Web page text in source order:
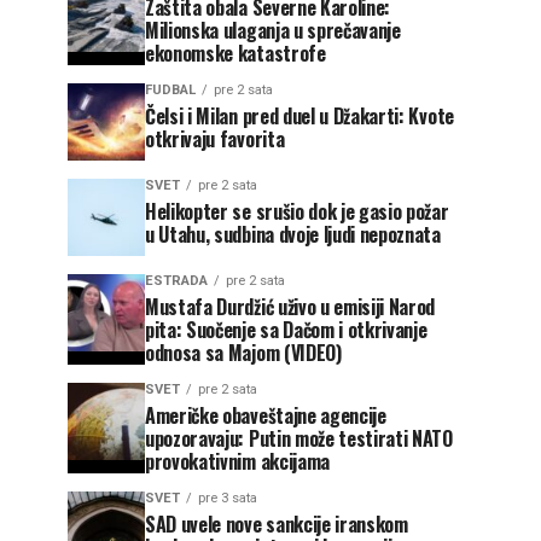
Zaštita obala Severne Karoline:
Milionska ulaganja u sprečavanje
ekonomske katastrofe
FUDBAL pre 2 sata
Čelsi i Milan pred duel u Džakarti: Kvote
otkrivaju favorita
SVET pre 2 sata
Helikopter se srušio dok je gasio požar
u Utahu, sudbina dvoje ljudi nepoznata
ESTRADA pre 2 sata
Mustafa Durdžić uživo u emisiji Narod
pita: Suočenje sa Dačom i otkrivanje
odnosa sa Majom (VIDEO)
SVET pre 2 sata
Američke obaveštajne agencije
upozoravaju: Putin može testirati NATO
provokativnim akcijama
SVET pre 3 sata
SAD uvele nove sankcije iranskom